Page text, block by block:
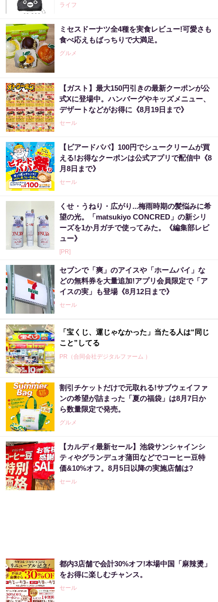
ライフ
ミセスドーナツ全4種を実食レビュー!可愛さも
食べ応えもばっちりで大満足。
グルメ
【ガスト】最大150円引きの最新クーポンが公
式Xに登場中。ハンバーグやキッズメニュー、
デザートなどがお得に《8月19日まで》
セール
【ビアードパパ】100円でシュークリームが買
える!お得なクーポンは公式アプリで配信中《8
月8日まで》
セール
くせ・うねり・広がり...梅雨時期の髪悩みに希
望の光。「matsukiyo CONCRED」の新シリ
ーズを1か月ガチで使ってみた。《編集部レビ
ュー》
[PR]
セブンで「爽」のアイスや「ホームパイ」な
どの無料券を大量追加!アプリ会員限定で「ア
イスの実」も登場《8月12日まで》
セール
「宝くじ、運じゃなかった」当たる人は“同じ
こと”してる
PR（合同会社デジタルファーム ）
割引チケットだけで元取れる!サブウェイファ
ンの希望が詰まった「夏の福袋」は8月7日か
ら数量限定で発売。
グルメ
【カルディ最新セール】池袋サンシャインシ
ティやグランデュオ蒲田などでコーヒー豆特
価&10%オフ。8月5日以降の実施店舗は?
セール
都内3店舗で会計30%オフ!本場中国「麻辣燙」
をお得に楽しむチャンス。
セール